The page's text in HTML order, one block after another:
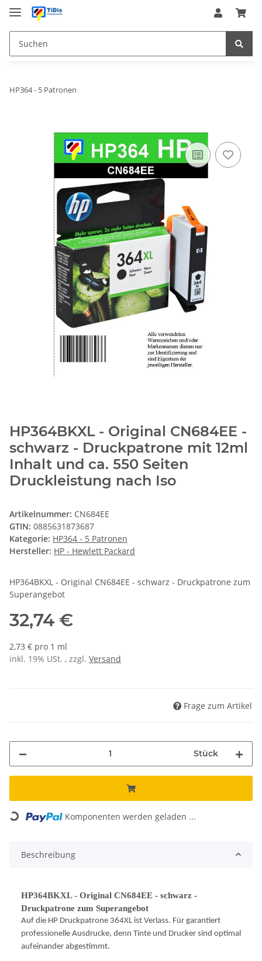
HP364 - 5 Patronen
HP364BKXL - Original CN684EE -
schwarz - Druckpatrone mit 12ml
Inhalt und ca. 550 Seiten
Druckleistung nach Iso
Artikelnummer: CN684EE
GTIN: 0885631873687
Kategorie: HP364 - 5 Patronen
Hersteller: HP - Hewlett Packard
HP364BKXL - Original CN684EE - schwarz - Druckpatrone zum
Superangebot
32,74 €
2,73 € pro 1 ml
inkl. 19% USt. , zzgl. Versand
Frage zum Artikel
Stück
Loading... Komponenten werden geladen ...
Beschreibung
HP364BKXL - Original CN684EE - schwarz -
Druckpatrone zum Superangebot
Auf die HP Druckpatrone 364XL ist Verlass. Für garantiert
professionelle Ausdrucke, denn Tinte und Drucker sind optimal
aufeinander abgestimmt.